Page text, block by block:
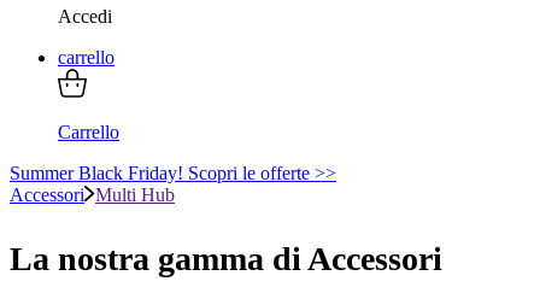
Accedi
carrello
Carrello
Summer Black Friday! Scopri le offerte >>
Accessori Multi Hub
La nostra gamma diAccessori